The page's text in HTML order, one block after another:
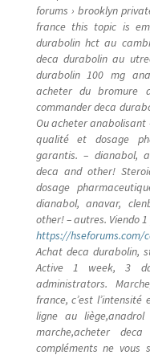
forums › brooklyn
france this topic is
durabolin hct au
deca durabolin au
durabolin 100 mg
acheter du bromure
commander deca
Ou acheter anabolisant
qualité et dosage
garantis. – dianabol,
deca and other!
dosage
dianabol, anavar,
other! – autres. Viendo
https://hseforums.com/
Achat deca durabolin,
Active 1 week, 3
administrators.
france, c’est
ligne au
marche,acheter
compléments ne vous